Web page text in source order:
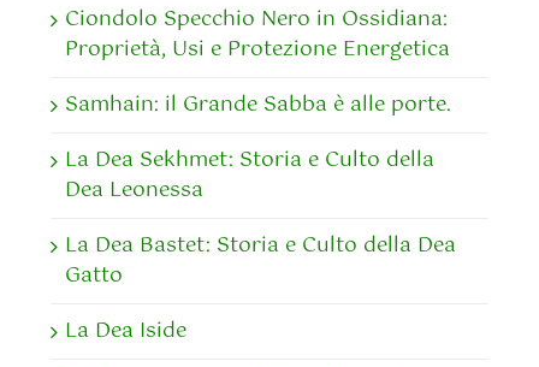
Ciondolo Specchio Nero in Ossidiana:
Proprietà, Usi e Protezione Energetica
Samhain: il Grande Sabba è alle porte.
La Dea Sekhmet: Storia e Culto della
Dea Leonessa
La Dea Bastet: Storia e Culto della Dea
Gatto
La Dea Iside